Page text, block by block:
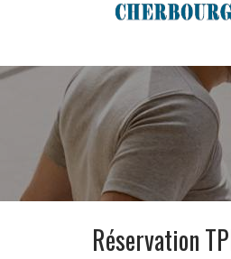
Réservation